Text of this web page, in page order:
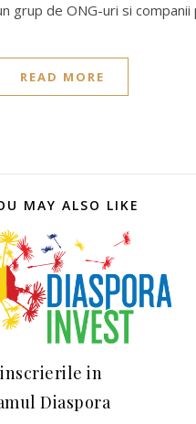
grup de ONG-uri si
READ MORE
MAY ALSO LIKE
in
Diaspora